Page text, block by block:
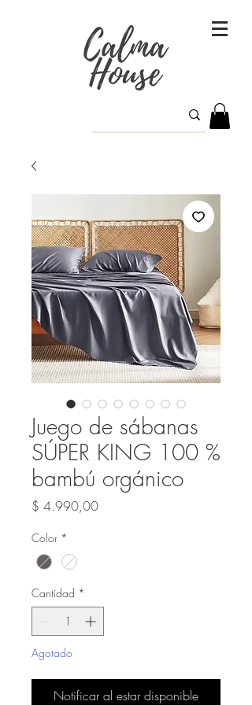
Juego de sábanas
SÚPER KING 100 %
bambú orgánico
$ 4.990,00Precio
Color *
Cantidad *
Agotado
Notificar al estar disponible